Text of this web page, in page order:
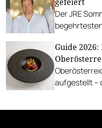
Der JRE
Kirchenwirt
Guide
aufgestellt –